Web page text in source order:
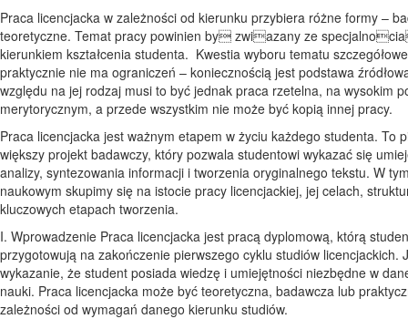
Praca licencjacka w zależności od kierunku przybiera różne formy –
teoretyczne. Temat pracy powinien by zwiazany ze
kierunkiem kształcenia studenta. Kwestia wyboru tematu
praktycznie nie ma ograniczeń – koniecznością jest podstawa
względu na jej rodzaj musi to być jednak praca rzetelna, na wysokim
merytorycznym, a przede wszystkim nie może być kopią innej pracy.
Praca licencjacka jest ważnym etapem w życiu każdego studenta. To
większy projekt badawczy, który pozwala studentowi wykazać się
analizy, syntezowania informacji i tworzenia oryginalnego tekstu. W
naukowym skupimy się na istocie pracy licencjackiej, jej celach,
kluczowych etapach tworzenia.
I. Wprowadzenie Praca licencjacka jest pracą dyplomową, którą
przygotowują na zakończenie pierwszego cyklu studiów licencjackich.
wykazanie, że student posiada wiedzę i umiejętności niezbędne w
nauki. Praca licencjacka może być teoretyczna, badawcza lub
zależności od wymagań danego kierunku studiów.